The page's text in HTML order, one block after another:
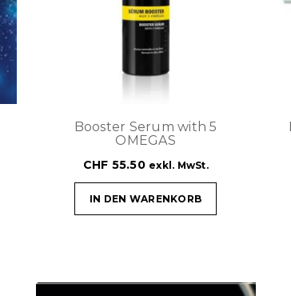
Booster Serum with 5
OMEGAS
CHF 55.50 exkl. MwSt.
IN DEN WARENKORB